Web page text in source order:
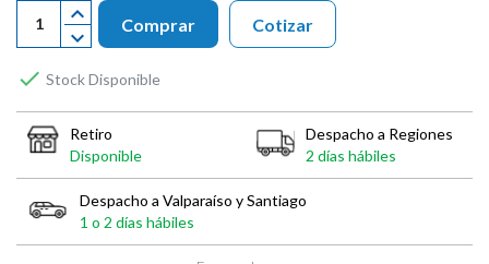
Comprar
 Stock Disponible
Cotizar
Retiro
Disponible
Despacho a Regiones
2 días hábiles
Despacho a Valparaíso y Santiago
1 o 2 días hábiles